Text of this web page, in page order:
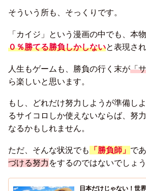
そういう所も、そっくりです。
「カイジ」という漫画の中でも、本
０％勝てる勝負しかしないと表現さ
人生もゲームも、勝負の行く末が「
ら楽しいと思います。
もし、どれだけ努力しようが準備し
るサイコロしか使えないならば、努
なるかもしれません。
ただ、そんな状況でも 「勝負師」 で
づける努力 をするのではないでしょ
日本だけじゃない！世